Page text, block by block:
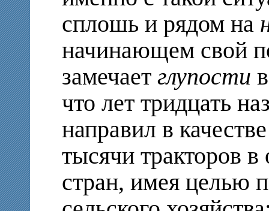
сплошь и рядом на
начинающем свой
замечает глупости
что лет тридцать
направил в
тысячи тракторов
стран, имея целью